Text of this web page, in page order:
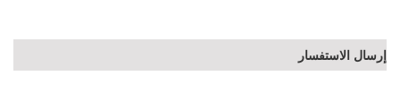
إرسال الاستفسار